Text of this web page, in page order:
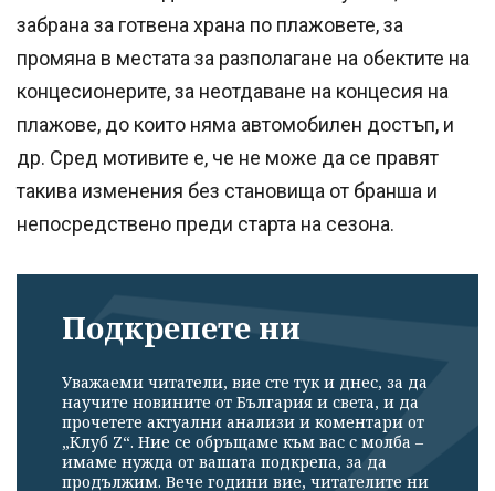
забрана за готвена храна по плажовете, за
промяна в местата за разполагане на обектите на
концесионерите, за неотдаване на концесия на
плажове, до които няма автомобилен достъп, и
др. Сред мотивите е, че не може да се правят
такива изменения без становища от бранша и
непосредствено преди старта на сезона.
Подкрепете ни
Уважаеми читатели, вие сте тук и днес, за да
научите новините от България и света, и да
прочетете актуални анализи и коментари от
„Клуб Z“. Ние се обръщаме към вас с молба –
имаме нужда от вашата подкрепа, за да
продължим. Вече години вие, читателите ни